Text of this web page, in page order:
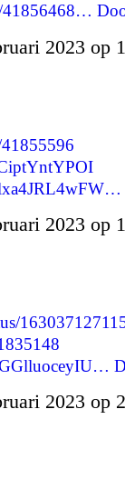
41856468…
2023 op
2023 op
2023 op